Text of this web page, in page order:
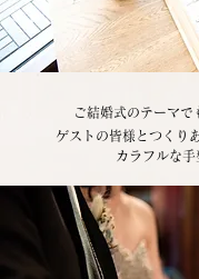
ご結婚式のテーマで
ゲストの皆様とつくり
カラフルな